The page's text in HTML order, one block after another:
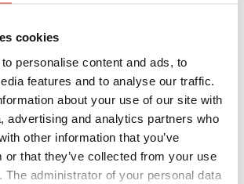
cookies
personalise content and ads, to
features and to analyse our traffic.
about your use of our site with
advertising and analytics partners who
other information that you’ve
or that they’ve collected from your use
administrator of your personal data
farby a záruky
a inšpirácie
na stiahnutie
zhotoviteľa
BIM